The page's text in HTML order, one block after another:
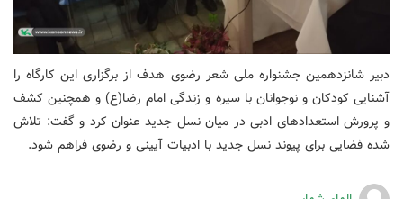
دبیر شانزدهمین جشنواره ملی شعر رضوی هدف از برگزاری این کارگاه را
آشنایی کودکان و نوجوانان با سیره و زندگی امام رضا(ع) و همچنین کشف
و پرورش استعدادهای ادبی در میان نسل جدید عنوان کرد و گفت: تلاش
شده فضایی برای پیوند نسل جدید با ادبیات آیینی و رضوی فراهم شود.